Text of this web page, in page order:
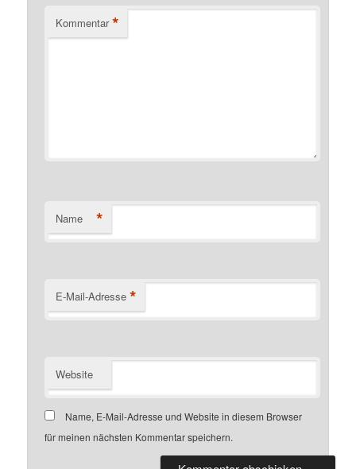
Kommentar *
Name *
E-Mail-Adresse *
Website
Name, E-Mail-Adresse und Website in diesem Browser
für meinen nächsten Kommentar speichern.